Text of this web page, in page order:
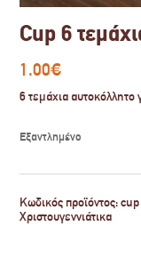
Cup 6
1.00€
6 τεμάχια αυτοκόλλητο
Εξαντλημένο
Κωδικός προϊόντος:cup
Χριστουγεννιάτικα